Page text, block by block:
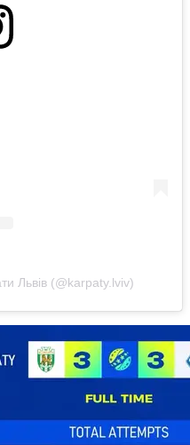
Львів (@karpaty.lviv)